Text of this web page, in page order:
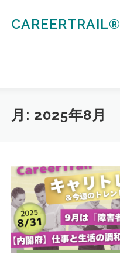
CAREERTRAIL®
月: 2025年8月